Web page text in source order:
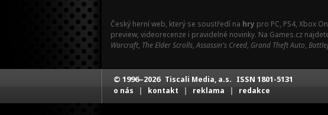
Český herní web, který se soustředí na hry pro PC, PS4, Xbox
preview, videorecenze i pravidelné novinky. Na Games.cz
Warcraft, The Elder Scrolls,Assassin's Creed, Grand Theft Auto,
© 1996–2026 Tiscali Media, a.s. ISSN 1801-5131
o nás | kontakt | reklama | redakce